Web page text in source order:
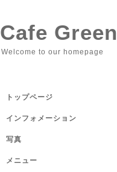
Cafe Green
Welcome to our homepage
トップページ
インフォメーション
写真
メニュー